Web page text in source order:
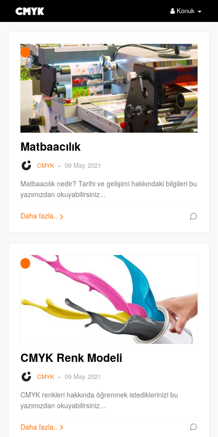
Konuk
Matbaacılık
CMYK · 09 May 2021
Matbaacılık nedir? Tarihi ve gelişimi hakkındaki bilgileri bu
yazımızdan okuyabilirsiniz...
Daha fazla..
CMYK Renk Modeli
CMYK · 09 May 2021
CMYK renkleri hakkında öğrenmek istediklerinizi bu
yazımızdan okuyabilirsiniz...
Daha fazla..